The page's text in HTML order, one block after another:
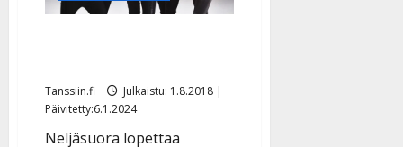
Tanssiin.fi
Julkaistu: 1.8.2018 |
Päivitetty:6.1.2024
Neljäsuora lopettaa